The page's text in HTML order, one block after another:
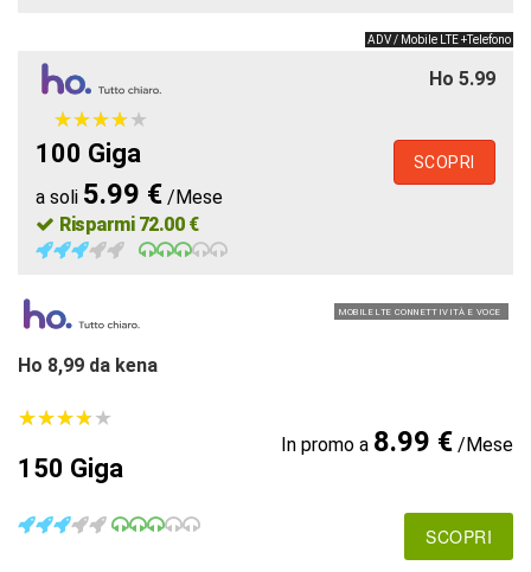
ADV / Mobile LTE +Telefono
Ho 5.99
★★★★★
★★★★★
100 Giga
a soli 5.99 € /Mese
Risparmi 72.00 €
SCOPRI
MOBILE LTE CONNETTIVITÀ E VOCE
Ho 8,99 da kena
★★★★★
★★★★★
150 Giga
In promo a 8.99 €/Mese
SCOPRI